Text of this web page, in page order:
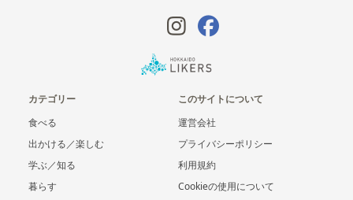
カテゴリー
食べる
出かける／楽しむ
学ぶ／知る
暮らす
このサイトについて
運営会社
プライバシーポリシー
利用規約
Cookieの使用について